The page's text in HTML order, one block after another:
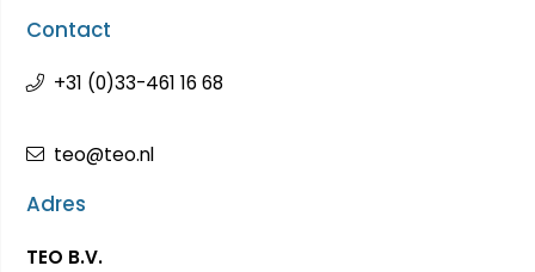
Contact
+31 (0)33-461 16 68
teo@teo.nl
Adres
TEO B.V.